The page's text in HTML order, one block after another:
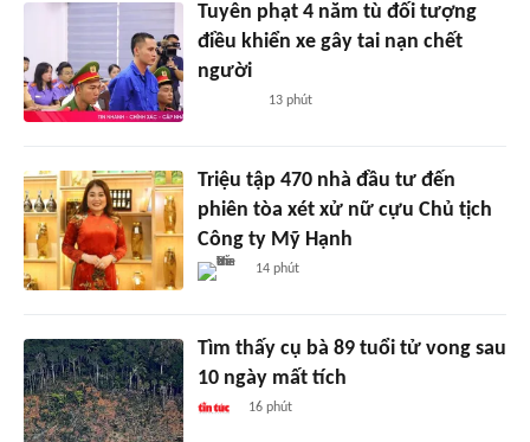
Tuyên phạt 4 năm tù đối tượng
điều khiển xe gây tai nạn chết
người
13 phút
Triệu tập 470 nhà đầu tư đến
phiên tòa xét xử nữ cựu Chủ tịch
Công ty Mỹ Hạnh
14 phút
Tìm thấy cụ bà 89 tuổi tử vong sau
10 ngày mất tích
16 phút